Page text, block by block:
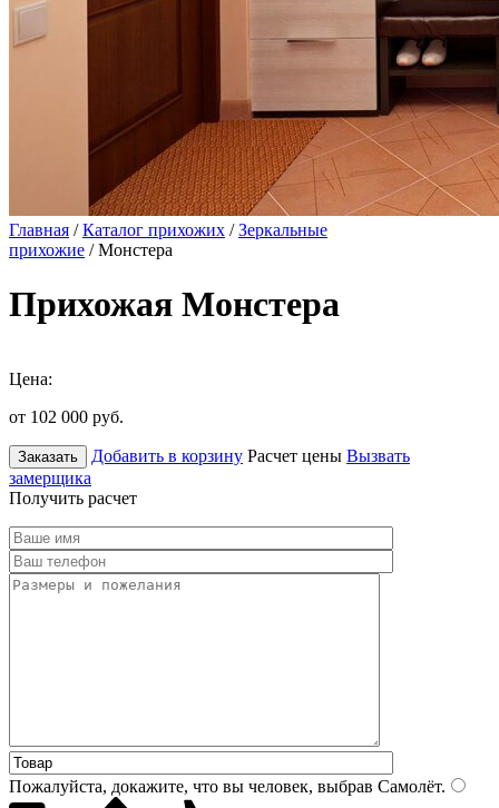
Главная /Каталог прихожих /Зеркальные
прихожие / Монстера
Прихожая Монстера
Цена:
от 102 000 руб.
Заказать Добавить в корзину Расчет цены Вызвать
замерщика
Получить расчет
Пожалуйста, докажите, что вы человек, выбрав Самолёт.